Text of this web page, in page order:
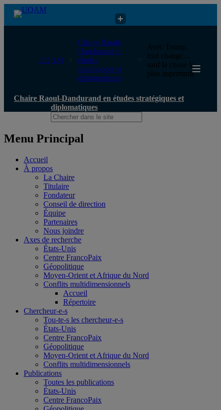
Chaire Raoul-Dandurand en études stratégiques et diplomatiques
UQAM
Chaire Raoul-
Dandurand en
études
stratégiques et
diplomatiques
Avec Trump,
tout change…
sauf la chose la
plus importante
Chaire Raoul-Dandurand en études stratégiques et
diplomatiques
Menu Principal
Accueil
À propos
La Chaire
Titulaire
Fondateur
Conseil de direction
Équipe
Partenaires
Nous joindre
Axes de recherche
États-Unis
Centre FrancoPaix
Géopolitique
Moyen-Orient et Afrique du Nord
Conflits multidimensionnels
Accueil
Répertoire
Chercheur-e-s
Tou-te-s les chercheur-e-s
États-Unis
Centre FrancoPaix
Géopolitique
Moyen-Orient et Afrique du Nord
Conflits multidimensionnels
Publications
Toutes les publications
États-Unis
Centre FrancoPaix